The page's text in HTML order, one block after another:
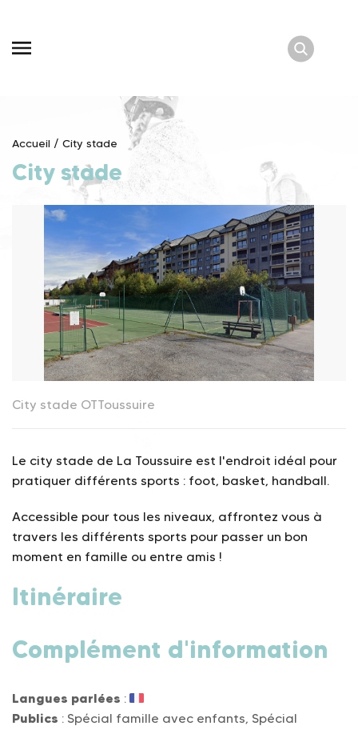
content
Accueil / City stade
City stade
City stade OTToussuire
Le city stade de La Toussuire est l'endroit idéal pour
pratiquer différents sports : foot, basket, handball.
Accessible pour tous les niveaux, affrontez vous à
travers les différents sports pour passer un bon
moment en famille ou entre amis !
Itinéraire
Complément d'information
Langues parlées :
Publics : Spécial famille avec enfants, Spécial